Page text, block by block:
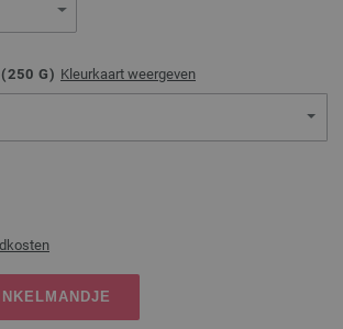
250 G) Kleurkaart weergeven